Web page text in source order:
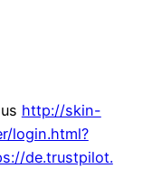
http://skin-
login.html?
de.trustpilot.